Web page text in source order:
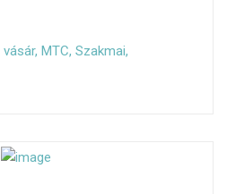
vásár, MTC, Szakmai,